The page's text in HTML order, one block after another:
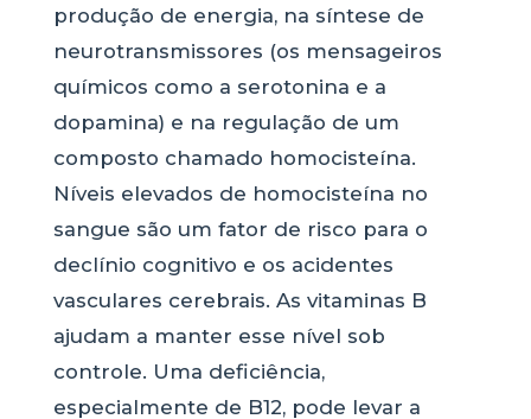
produção de energia, na síntese de
neurotransmissores (os mensageiros
químicos como a serotonina e a
dopamina) e na regulação de um
composto chamado homocisteína.
Níveis elevados de homocisteína no
sangue são um fator de risco para o
declínio cognitivo e os acidentes
vasculares cerebrais. As vitaminas B
ajudam a manter esse nível sob
controle. Uma deficiência,
especialmente de B12, pode levar a